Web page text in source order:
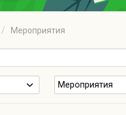
Мероприятия
Мероприятия